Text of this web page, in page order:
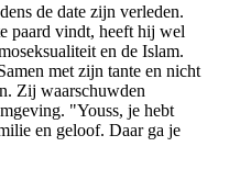
de date zijn verleden.
paard vindt, heeft hij wel
en de Islam.
met zijn tante en nicht
Zij waarschuwden
"Youss, je hebt
en geloof. Daar ga je